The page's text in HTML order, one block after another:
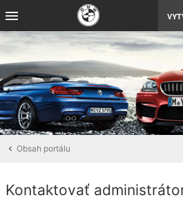
Obsah portálu
Kontaktovať